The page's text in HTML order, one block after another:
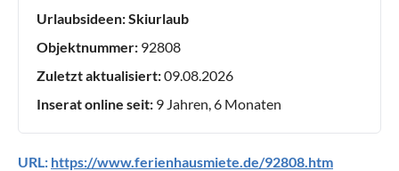
Urlaubsideen:Skiurlaub
Objektnummer: 92808
Zuletzt aktualisiert:09.08.2026
Inserat online seit: 9 Jahren, 6 Monaten
URL: https://www.ferienhausmiete.de/92808.htm